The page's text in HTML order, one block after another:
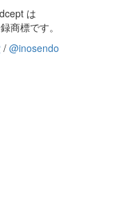
は
商標です。
/ @inosendo